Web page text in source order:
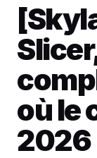
où le
2026